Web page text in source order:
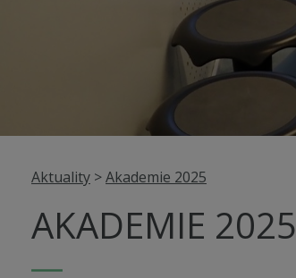
Aktuality >Akademie 2025
AKADEMIE 2025